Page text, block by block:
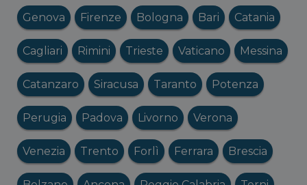
Genova Firenze Bologna Bari Catania
Cagliari Rimini Trieste Vaticano Messina
Catanzaro Siracusa Taranto Potenza
Perugia Padova Livorno Verona
Venezia Trento Forlì Ferrara Brescia